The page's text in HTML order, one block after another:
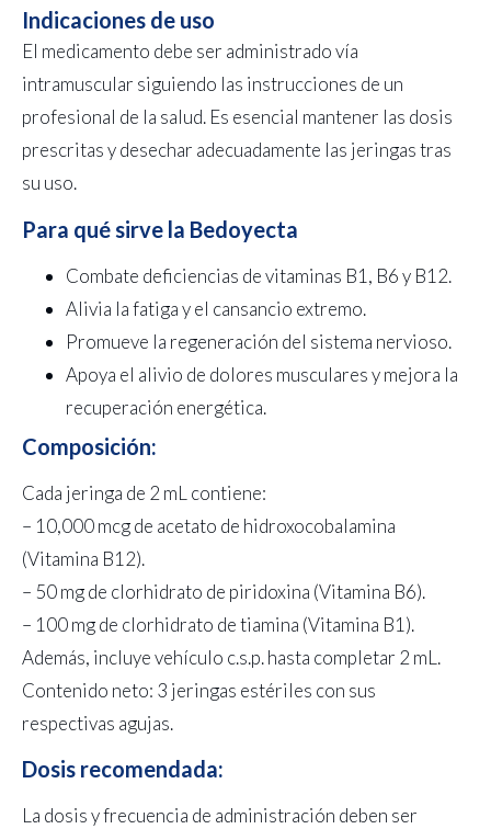
Indicaciones de uso
El medicamento debe ser administrado vía
intramuscular siguiendo las instrucciones de un
profesional de la salud. Es esencial mantener las dosis
prescritas y desechar adecuadamente las jeringas tras
su uso.
Para qué sirve la Bedoyecta
Combate deficiencias de vitaminas B1, B6 y B12.
Alivia la fatiga y el cansancio extremo.
Promueve la regeneración del sistema nervioso.
Apoya el alivio de dolores musculares y mejora la
recuperación energética.
Composición:
Cada jeringa de 2 mL contiene:
– 10,000 mcg de acetato de hidroxocobalamina
(Vitamina B12).
– 50 mg de clorhidrato de piridoxina (Vitamina B6).
– 100 mg de clorhidrato de tiamina (Vitamina B1).
Además, incluye vehículo c.s.p. hasta completar 2 mL.
Contenido neto: 3 jeringas estériles con sus
respectivas agujas.
Dosis recomendada:
La dosis y frecuencia de administración deben ser